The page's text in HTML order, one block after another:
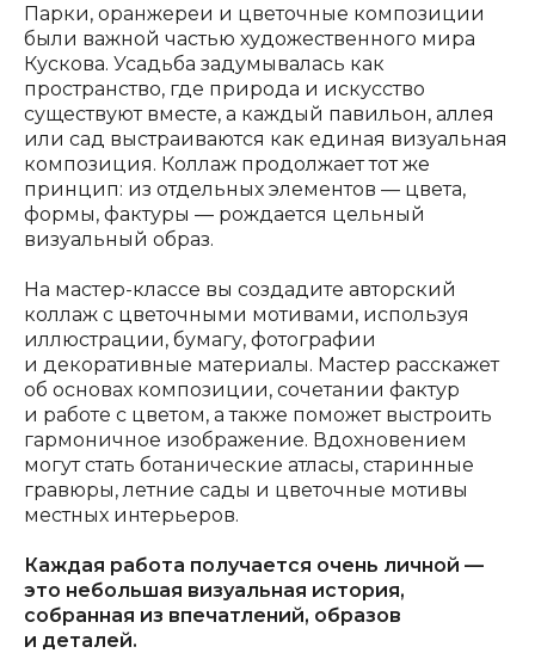
Парки, оранжереи и цветочные композиции
были важной частью художественного мира
Кускова. Усадьба задумывалась как
пространство, где природа и искусство
существуют вместе, а каждый павильон, аллея
или сад выстраиваются как единая визуальная
композиция. Коллаж продолжает тот же
принцип: из отдельных элементов — цвета,
формы, фактуры — рождается цельный
визуальный образ.
На мастер-классе вы создадите авторский
коллаж с цветочными мотивами, используя
иллюстрации, бумагу, фотографии
и декоративные материалы. Мастер расскажет
об основах композиции, сочетании фактур
и работе с цветом, а также поможет выстроить
гармоничное изображение. Вдохновением
могут стать ботанические атласы, старинные
гравюры, летние сады и цветочные мотивы
местных интерьеров.
Каждая работа получается очень личной —
это небольшая визуальная история,
собранная из впечатлений, образов
и деталей.
ОГРН1257700129720
9728152703
ООО «Глобал Ивент Солюшнс»